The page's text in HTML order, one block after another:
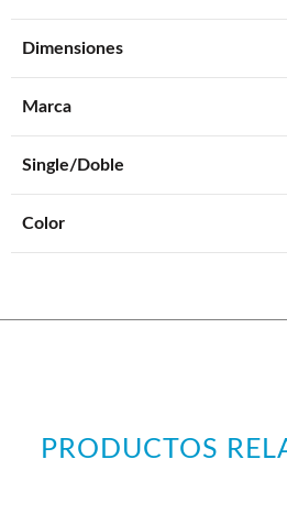
Dimensiones
Marca
Single/Doble
Color
PRODUCTOS